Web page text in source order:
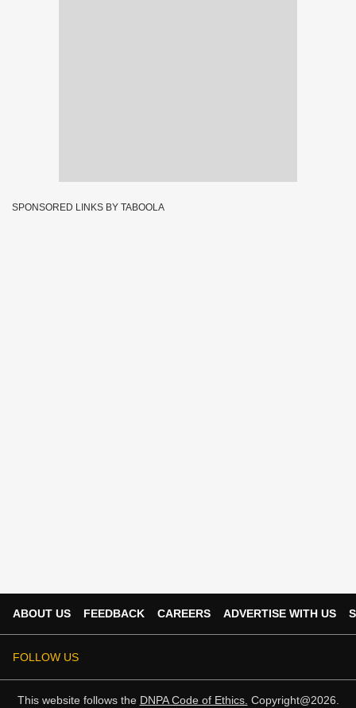
SPONSORED LINKS BY TABOOLA
ABOUT US FEEDBACK CAREERS ADVERTISE WITH US
FOLLOW US
This website follows the DNPA Code of Ethics. Copyright@2026.